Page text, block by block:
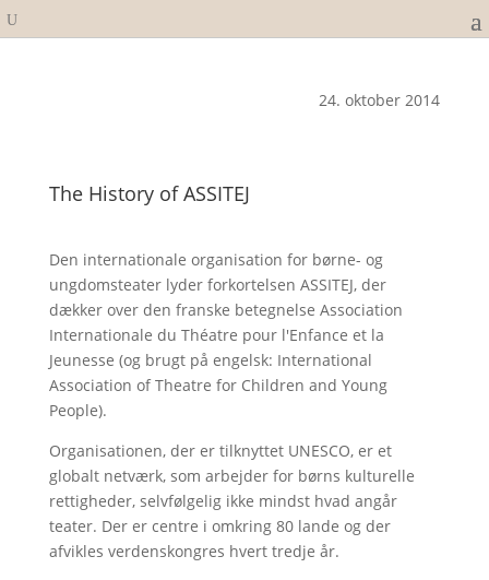
24. oktober 2014
The History of ASSITEJ
Den internationale organisation for børne- og
ungdomsteater lyder forkortelsen ASSITEJ, der
dækker over den franske betegnelse Association
Internationale du Théatre pour l'Enfance et la
Jeunesse (og brugt på engelsk: International
Association of Theatre for Children and Young
People).
Organisationen, der er tilknyttet UNESCO, er et
globalt netværk, som arbejder for børns kulturelle
rettigheder, selvfølgelig ikke mindst hvad angår
teater. Der er centre i omkring 80 lande og der
afvikles verdenskongres hvert tredje år.